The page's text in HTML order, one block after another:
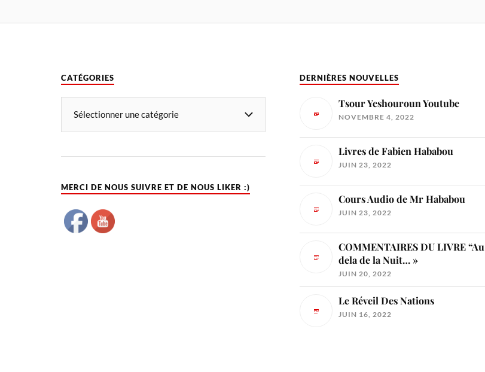
CATÉGORIES
MERCI DE NOUS SUIVRE ET DE NOUS LIKER :)
DERNIÈRES NOUVELLES
Tsour Yeshouroun Youtube
NOVEMBRE 4, 2022
Livres de Fabien Hababou
JUIN 23, 2022
Cours Audio de Mr Hababou
JUIN 23, 2022
COMMENTAIRES DU LIVRE “Au
dela de la Nuit… »
JUIN 20, 2022
Le Réveil Des Nations
JUIN 16, 2022